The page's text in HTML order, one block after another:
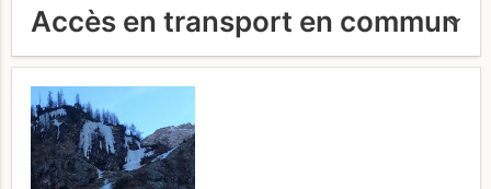
Accès en transport en commun